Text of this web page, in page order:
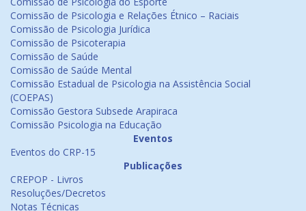
Comissão de Psicologia e Relações Étnico – Raciais
Comissão de Psicologia Jurídica
Comissão de Psicoterapia
Comissão de Saúde
Comissão de Saúde Mental
Comissão Estadual de Psicologia na Assistência Social
(COEPAS)
Comissão Gestora Subsede Arapiraca
Comissão Psicologia na Educação
Eventos
Eventos do CRP-15
Publicações
CREPOP - Livros
Resoluções/Decretos
Notas Técnicas